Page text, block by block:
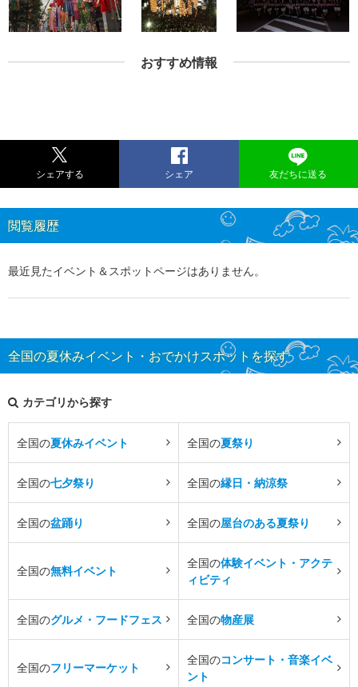
おすすめ情報
シェアする シェア 友だちに送る
閲覧履歴
最近見たイベント＆スポットページはありません。
全国の夏休みイベント・おでかけスポットを探す
カテゴリから探す
全国の夏休みイベント 全国の夏祭り
全国の七夕祭り 全国の縁日・納涼祭
全国の盆踊り 全国の屋台のある夏祭り
全国の無料イベント
全国の体験イベント・アクテ
ィビティ
全国のグルメ・フードフェス 全国の物産展
全国のフリーマーケット
全国のコンサート・音楽イベ
ント